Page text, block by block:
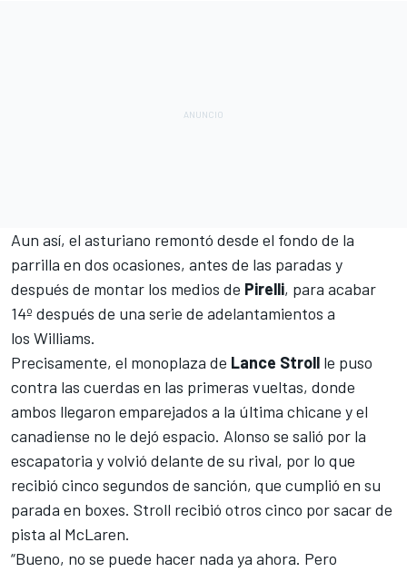
Aun así, el asturiano remontó desde el fondo de la
parrilla en dos ocasiones, antes de las paradas y
después de montar los medios de Pirelli, para acabar
14º después de una serie de adelantamientos a
los Williams.
Precisamente, el monoplaza de Lance Stroll le puso
contra las cuerdas en las primeras vueltas, donde
ambos llegaron emparejados a la última chicane y el
canadiense no le dejó espacio. Alonso se salió por la
escapatoria y volvió delante de su rival, por lo que
recibió cinco segundos de sanción, que cumplió en su
parada en boxes. Stroll recibió otros cinco por sacar de
pista al McLaren.
“Bueno, no se puede hacer nada ya ahora. Pero